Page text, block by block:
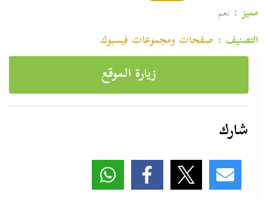
مميز : نعم
التصنيف : صفحات ومجموعات فیسبوك
زيارة الموقع
شارك